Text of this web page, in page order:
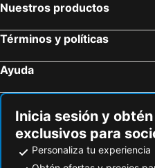
Nuestros productos
Términos y políticas
Ayuda
Inicia sesión y
exclusivos para
Personaliza tu experiencia